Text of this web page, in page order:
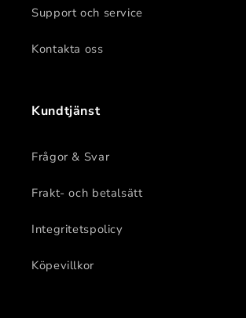
Support och service
Kontakta oss
Kundtjänst
Frågor & Svar
Frakt- och betalsätt
Integritetspolicy
Köpevillkor